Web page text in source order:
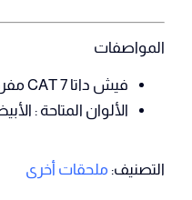
المواصفات
فيش داتا CAT 7 مفرد 7×7
الألوان المتاحة :
التصنيف: ملحقات أخرى